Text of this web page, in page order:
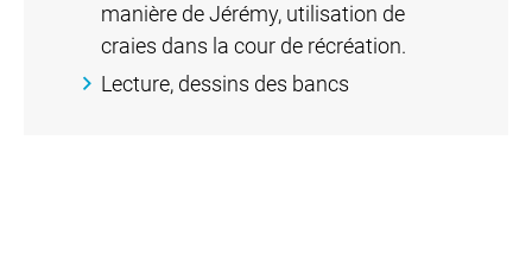
manière de Jérémy, utilisation de
craies dans la cour de récréation.
Lecture, dessins des bancs